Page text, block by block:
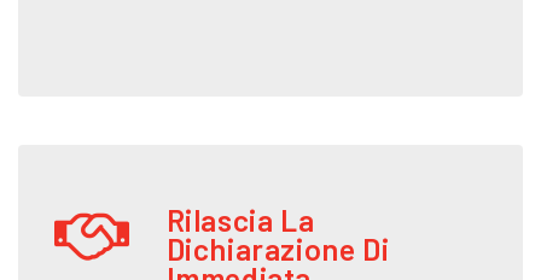
Rilascia La
Dichiarazione Di